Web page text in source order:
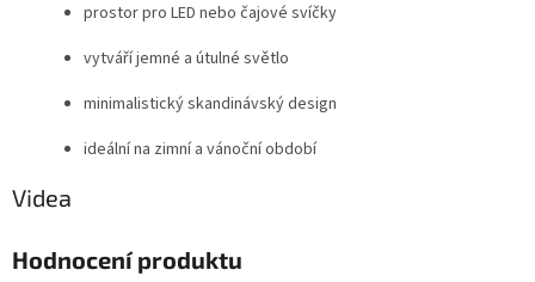
prostor pro LED nebo čajové svíčky
vytváří jemné a útulné světlo
minimalistický skandinávský design
ideální na zimní a vánoční období
Videa
Hodnocení produktu